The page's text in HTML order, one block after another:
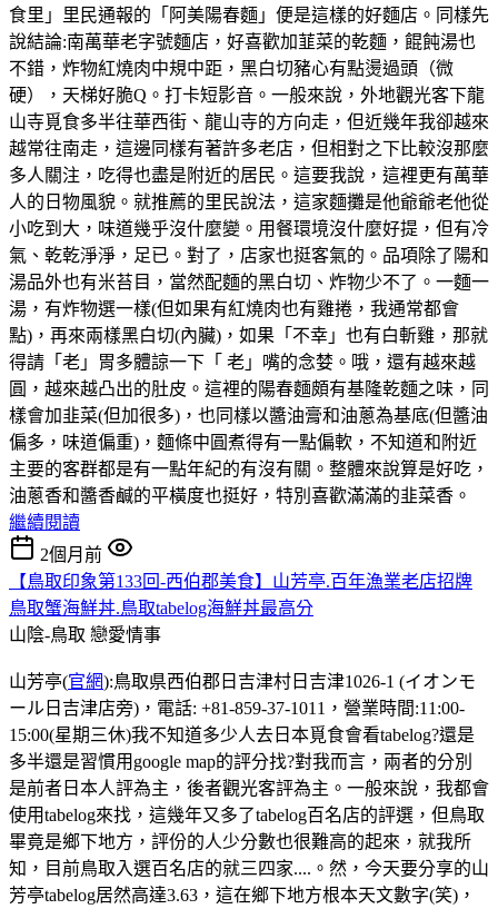
食里」里民通報的「阿美陽春麵」便是這樣的好麵店。同樣先
說結論:南萬華老字號麵店，好喜歡加韮菜的乾麵，餛飩湯也
不錯，炸物紅燒肉中規中距，黑白切豬心有點燙過頭（微
硬），天梯好脆Q。打卡短影音。一般來說，外地觀光客下龍
山寺覓食多半往華西街、龍山寺的方向走，但近幾年我卻越來
越常往南走，這邊同樣有著許多老店，但相對之下比較沒那麼
多人關注，吃得也盡是附近的居民。這要我說，這裡更有萬華
人的日物風貌。就推薦的里民說法，這家麵攤是他爺爺老他從
小吃到大，味道幾乎沒什麼變。用餐環境沒什麼好提，但有冷
氣、乾乾淨淨，足已。對了，店家也挺客氣的。品項除了陽和
湯品外也有米苔目，當然配麵的黑白切、炸物少不了。一麵一
湯，有炸物選一樣(但如果有紅燒肉也有雞捲，我通常都會
點)，再來兩樣黑白切(內臟)，如果「不幸」也有白斬雞，那就
得請「老」胃多體諒一下「 老」嘴的念婪。哦，還有越來越
圓，越來越凸出的肚皮。這裡的陽春麵頗有基隆乾麵之味，同
樣會加韭菜(但加很多)，也同樣以醬油膏和油蔥為基底(但醬油
偏多，味道偏重)，麵條中圓煮得有一點偏軟，不知道和附近
主要的客群都是有一點年紀的有沒有關。整體來說算是好吃，
油蔥香和醬香鹹的平橫度也挺好，特別喜歡滿滿的韭菜香。
繼續閱讀
2個月前
【鳥取印象第133回-西伯郡美食】山芳亭.百年漁業老店招牌
鳥取蟹海鮮丼.鳥取tabelog海鮮丼最高分
山陰-鳥取 戀愛情事
山芳亭(官網):鳥取県西伯郡日吉津村日吉津1026-1 (イオンモ
ール日吉津店旁)，電話: +81-859-37-1011，營業時間:11:00-
15:00(星期三休)我不知道多少人去日本覓食會看tabelog?還是
多半還是習慣用google map的評分找?對我而言，兩者的分別
是前者日本人評為主，後者觀光客評為主。一般來說，我都會
使用tabelog來找，這幾年又多了tabelog百名店的評選，但鳥取
畢竟是鄉下地方，評份的人少分數也很難高的起來，就我所
知，目前鳥取入選百名店的就三四家....。然，今天要分享的山
芳亭tabelog居然高達3.63，這在鄉下地方根本天文數字(笑)，